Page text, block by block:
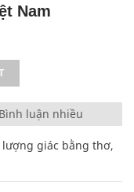
Nam
Bình luận nhiều
lượng giác bằng thơ,